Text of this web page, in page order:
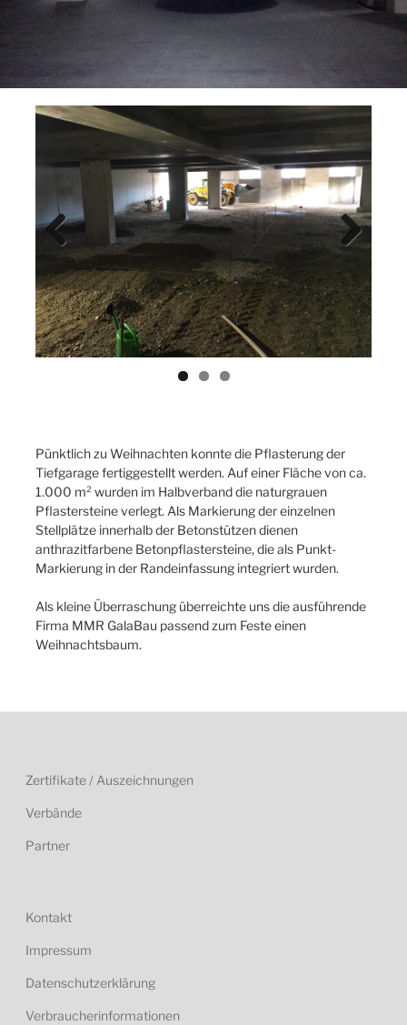
Previ
ous
Pünktlich zu Weihnachten konnte die Pflasterung der
Tiefgarage fertiggestellt werden. Auf einer Fläche von ca.
1.000 m² wurden im Halbverband die naturgrauen
Pflastersteine verlegt. Als Markierung der einzelnen
Stellplätze innerhalb der Betonstützen dienen
anthrazitfarbene Betonpflastersteine, die als Punkt-
Markierung in der Randeinfassung integriert wurden.
Als kleine Überraschung überreichte uns die ausführende
Firma MMR GalaBau passend zum Feste einen
Weihnachtsbaum.
Zertifikate / Auszeichnungen
Verbände
Partner
Kontakt
Impressum
Datenschutzerklärung
Verbraucherinformationen